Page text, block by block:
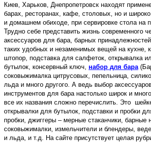
Киев, Харьков, Днепропетровск находят
барах, ресторанах, кафе, столовых, но и
и домашнем обиходе, при сервировке стола на
Трудно себе представить жизнь современного
аксессуаров для бара, барных
таких удобных и незаменимых вещей на кухне,
штопор, подставка для салфеток, открывалка
бутылок, консервный ключ, набор для бара
соковыжималка цитрусовых, пепельница,
льда и много другого. А ведь выбор
инструментов для бара настолько широк и
все их названия сложно перечислить. Это
открывалки для бутылок, подставки и пробки
пробки, джиггеры – мерные стаканчики, барные
соковыжималки, измельчители и блендеры,
и льда, и т.д. На сайте присутствует целая